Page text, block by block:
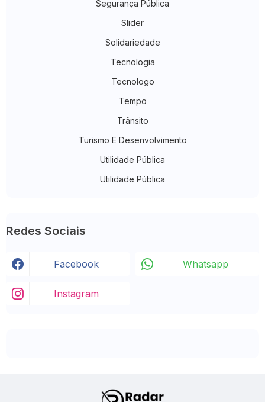
Segurança Pública
Slider
Solidariedade
Tecnologia
Tecnologo
Tempo
Trânsito
Turismo E Desenvolvimento
Utilidade Pública
Utilidade Pública
Redes Sociais
Facebook Whatsapp
Instagram